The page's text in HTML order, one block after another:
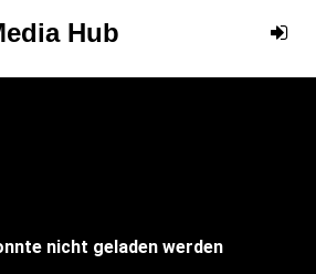
Hub
nicht geladen werden